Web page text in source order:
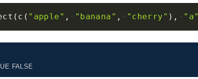
( c ( "apple" , "banana" , "cherry" ) , "a"
FALSE